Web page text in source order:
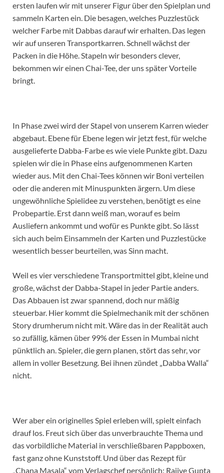
ersten laufen wir mit unserer Figur über den Spielplan und
sammeln Karten ein. Die besagen, welches Puzzlestück
welcher Farbe mit Dabbas darauf wir erhalten. Das legen
wir auf unseren Transportkarren. Schnell wächst der
Packen in die Höhe. Stapeln wir besonders clever,
bekommen wir einen Chai-Tee, der uns später Vorteile
bringt.
In Phase zwei wird der Stapel von unserem Karren wieder
abgebaut. Ebene für Ebene legen wir jetzt fest, für welche
ausgelieferte Dabba-Farbe es wie viele Punkte gibt. Dazu
spielen wir die in Phase eins aufgenommenen Karten
wieder aus. Mit den Chai-Tees können wir Boni verteilen
oder die anderen mit Minuspunkten ärgern. Um diese
ungewöhnliche Spielidee zu verstehen, benötigt es eine
Probepartie. Erst dann weiß man, worauf es beim
Ausliefern ankommt und wofür es Punkte gibt. So lässt
sich auch beim Einsammeln der Karten und Puzzlestücke
wesentlich besser beurteilen, was Sinn macht.
Weil es vier verschiedene Transportmittel gibt, kleine und
große, wächst der Dabba-Stapel in jeder Partie anders.
Das Abbauen ist zwar spannend, doch nur mäßig
steuerbar. Hier kommt die Spielmechanik mit der schönen
Story drumherum nicht mit. Wäre das in der Realität auch
so zufällig, kämen über 99% der Essen in Mumbai nicht
pünktlich an. Spieler, die gern planen, stört das sehr, vor
allem in voller Besetzung. Bei ihnen zündet „Dabba Walla“
nicht.
Wer aber ein originelles Spiel erleben will, spielt einfach
drauf los. Freut sich über das unverbrauchte Thema und
das vorbildliche Material in verschließbaren Pappboxen,
fast ganz ohne Kunststoff. Und über das Rezept für
„Chana Masala“ vom Verlagschef persönlich: Rajive Gupta